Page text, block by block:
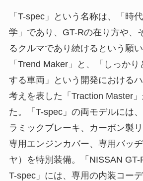
「T-spec」という名称は、「時
学」であり、GT-Rの在り方や、
るクルマであり続けるという願
「Trend Maker」と、「しっか
する車両」という開発における
考えを表した「Traction Master
た。「T-spec」の両モデルには
ラミックブレーキ、カーボン製リ
専用エンジンカバー、専用バッ
ヤ）を特別装備。「NISSAN
T-spec」には、専用の内装コー